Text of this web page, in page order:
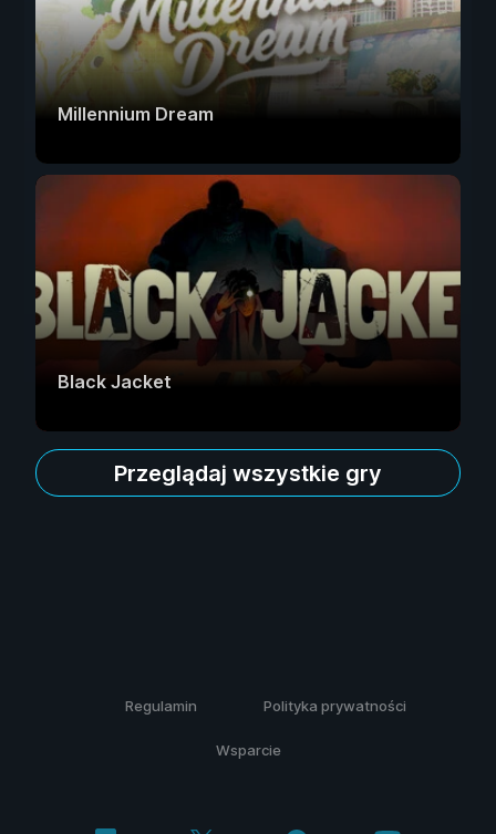
Millennium Dream
Black Jacket
Przeglądaj wszystkie gry
Regulamin Polityka prywatności
Wsparcie